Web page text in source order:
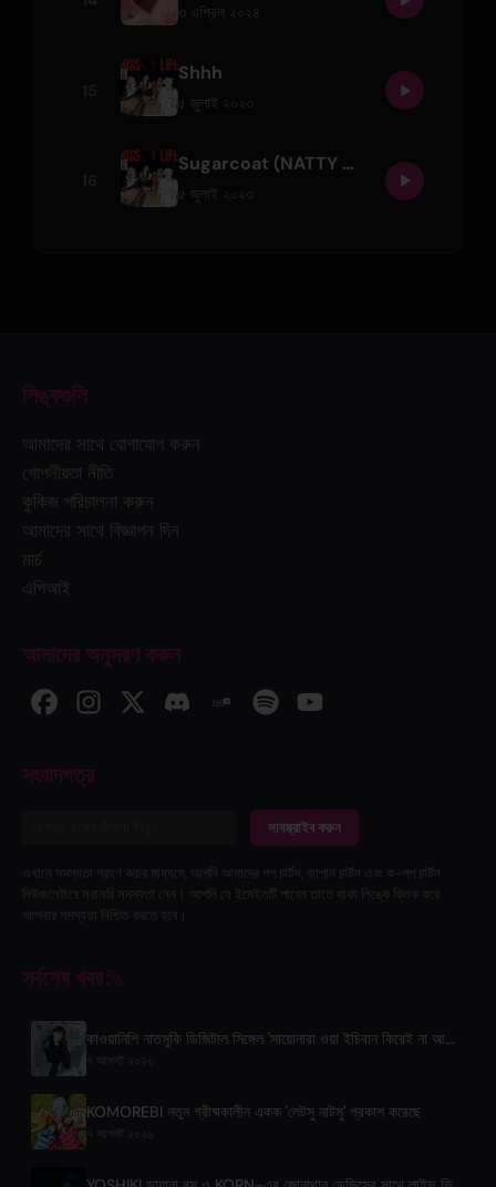
৩ এপ্রিল ২০২৪
Shhh
৫ জুলাই ২০২৩
Sugarcoat (NATTY Solo)
৫ জুলাই ২০২৩
লিঙ্কগুলি
আমাদের সাথে যোগাযোগ করুন
গোপনীয়তা নীতি
কুকিজ পরিচালনা করুন
আমাদের সাথে বিজ্ঞাপন দিন
মার্চ
এপিআই
আমাদের অনুসরণ করুন
সংবাদপত্র
সাবস্ক্রাইব করুন
এখানে সদস্যতা গ্রহণ করার মাধ্যমে, আপনি আমাদের পপ চার্টস, জাপান চার্টস এবং ক-পপ চার্টস
নিউজলেটারে সরাসরি সদস্যতা নেন। আপনি যে ইমেইলটি পাবেন তাতে থাকা লিঙ্কে ক্লিক করে
আপনার সদস্যতা নিশ্চিত করতে হবে।
সর্বশেষ খবর
কাওয়ানিশি নাতসুকি ডিজিটাল সিঙ্গেল 'সায়োনারা ওয়া ইচিবান কিরেই না আতাশি দে' প্রকাশ করলেন
KOMOREBI নতুন গ্রীষ্মকালীন একক 'লেটসু নাটসু' প্রকাশ করেছে